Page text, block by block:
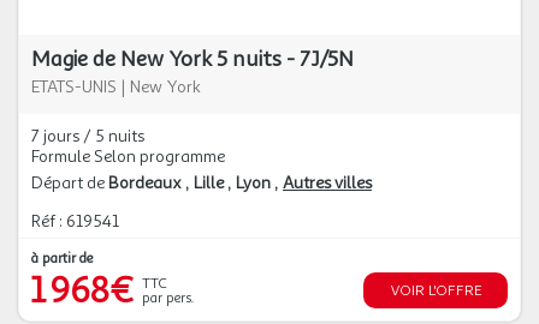
Magie de New York 5 nuits - 7J/5N
ETATS-UNIS | New York
7 jours / 5 nuits
Formule Selon programme
Départ de Bordeaux Lille Lyon Autres villes
Réf : 619541
à partir de
1 968€ TTC
par pers.
VOIR L'OFFRE